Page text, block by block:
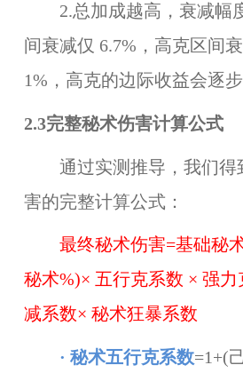
2.总加成越高，衰减幅
间衰减仅 6.7%，高克区间
1%，高克的边际收益会逐
2.3完整秘术伤害计算公式
通过实测推导，我们得
害的完整计算公式：
最终秘术伤害=基础秘
秘术%)× 五行克系数 × 强
减系数× 秘术狂暴系数
· 秘术五行克系数=1+(